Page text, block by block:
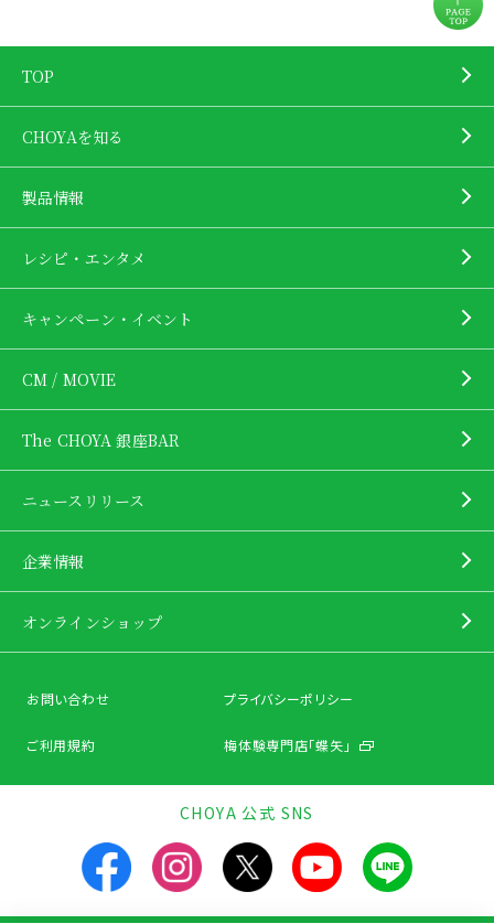
TOP
CHOYAを知る
製品情報
レシピ・エンタメ
キャンペーン・イベント
CM / MOVIE
The CHOYA 銀座BAR
ニュースリリース
企業情報
オンラインショップ
お問い合わせ プライバシーポリシー
ご利用規約 梅体験専門店「蝶矢」
CHOYA 公式 SNS